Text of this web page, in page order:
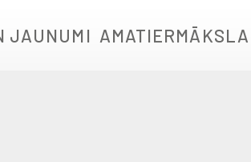
JAUNUMI AMATIERMĀKSLA